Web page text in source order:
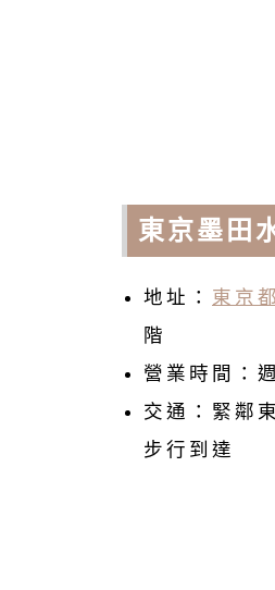
東京墨田
地址： 東京都
階
營業時間：
交通： 緊鄰
步行到達